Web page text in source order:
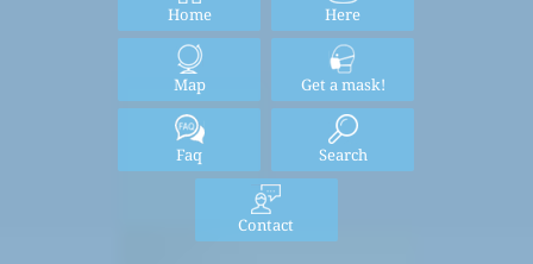
Home Here
Map Get a mask!
Faq Search
Contact